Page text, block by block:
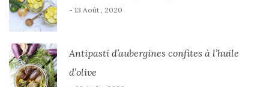
- 13 Août , 2020
Antipasti d’aubergines confites à l’huile
d’olive